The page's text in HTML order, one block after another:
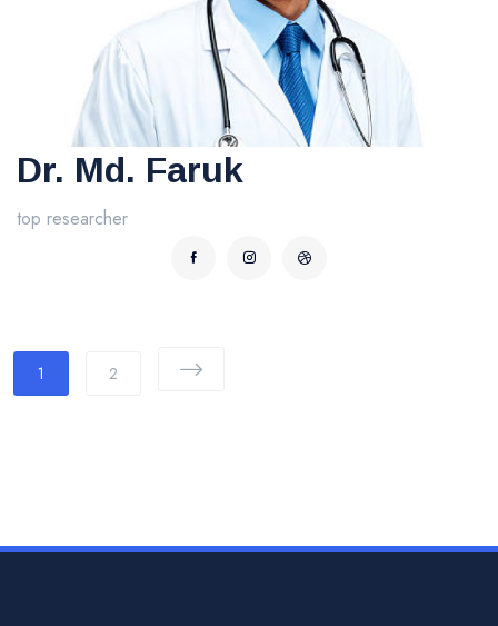
Dr. Md. Faruk
top researcher
1 2